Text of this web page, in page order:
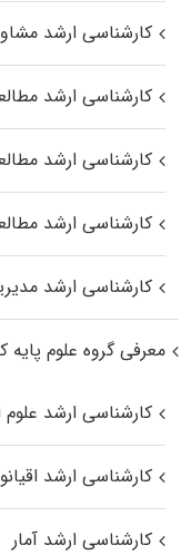
کارشناسی ارشد
کارشناسی ارشد
کارشناسی ارشد
کارشناسی ارشد
کارشناسی ارشد
معرفی گروه علوم پایه
کارشناسی ارشد علوم
کارشناسی ارشد
کارشناسی ارشد آمار